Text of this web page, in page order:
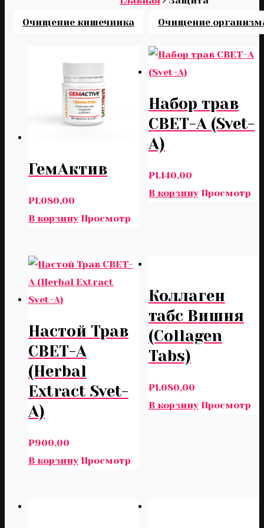
Очищение кишечника
Очищение
ГемАктив
₽1.080,00
В корзину Просмотр
Набор трав
СВЕТ-А (Svet-
A)
₽1.140,00
В корзину Просмотр
Настой Трав
СВЕТ-А
(Herbal
Extract Svet-
A)
₽900,00
В корзину Просмотр
Коллаген
табс Вишня
(Collagen
Tabs)
₽1.080,00
В корзину Просмотр